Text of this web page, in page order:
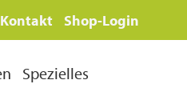
Kontakt Shop-Login
Spezielles